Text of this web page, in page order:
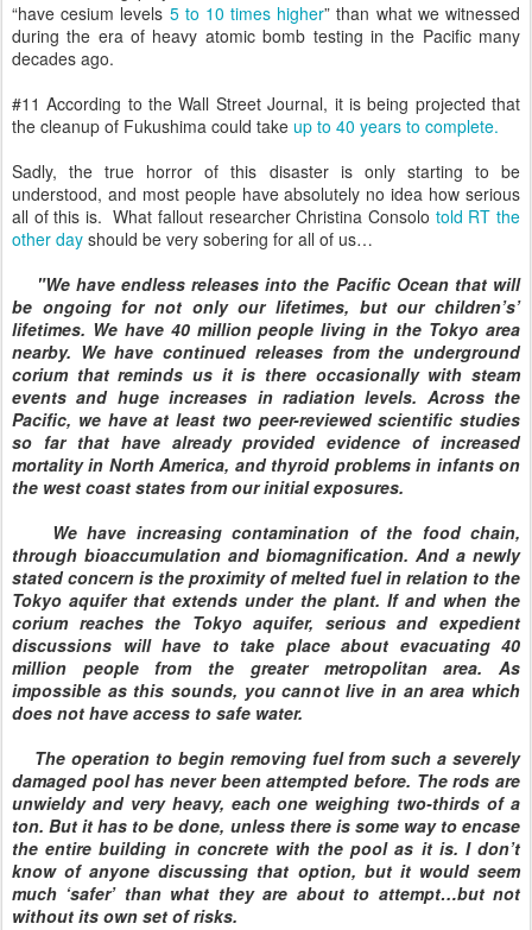
“have cesium levels 5 to 10 times higher” than what we witnessed
during the era of heavy atomic bomb testing in the Pacific many
decades ago.
#11 According to the Wall Street Journal, it is being projected that
the cleanup of Fukushima could take up to 40 years to complete.
Sadly, the true horror of this disaster is only starting to be
understood, and most people have absolutely no idea how serious
all of this is. What fallout researcher Christina Consolo told RT the
other day should be very sobering for all of us…
"We have endless releases into the Pacific Ocean that will
be ongoing for not only our lifetimes, but our children’s’
lifetimes. We have 40 million people living in the Tokyo area
nearby. We have continued releases from the underground
corium that reminds us it is there occasionally with steam
events and huge increases in radiation levels. Across the
Pacific, we have at least two peer-reviewed scientific studies
so far that have already provided evidence of increased
mortality in North America, and thyroid problems in infants on
the west coast states from our initial exposures.
We have increasing contamination of the food chain,
through bioaccumulation and biomagnification. And a newly
stated concern is the proximity of melted fuel in relation to the
Tokyo aquifer that extends under the plant. If and when the
corium reaches the Tokyo aquifer, serious and expedient
discussions will have to take place about evacuating 40
million people from the greater metropolitan area. As
impossible as this sounds, you cannot live in an area which
does not have access to safe water.
The operation to begin removing fuel from such a severely
damaged pool has never been attempted before. The rods are
unwieldy and very heavy, each one weighing two-thirds of a
ton. But it has to be done, unless there is some way to encase
the entire building in concrete with the pool as it is. I don’t
know of anyone discussing that option, but it would seem
much ‘safer’ than what they are about to attempt…but not
without its own set of risks.